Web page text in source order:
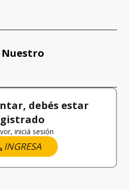
debés estar
iniciá sesión
INGRESA